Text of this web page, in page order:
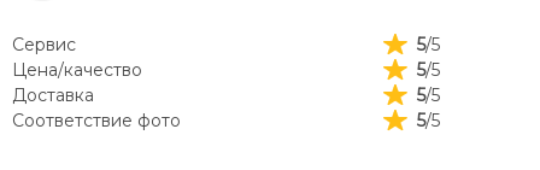
Сервис 5/5
Цена/качество
5/5
Доставка
5/5
Соответствие фото
5/5